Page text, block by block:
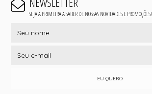
SEJA A PRIMEIRA A SABER DE NOSSAS NOVIDADES E PROMOÇÕES!
EU QUERO